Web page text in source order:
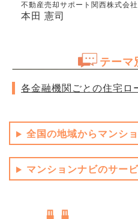
不動産売却サポート関西株式会社
本田 憲司
テーマ
各金融機関ごとの住宅ロ
全国の地域からマンシ
マンションナビのサー